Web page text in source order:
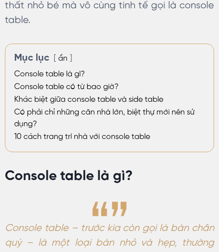
thất nhỏ bé mà vô cùng tinh tế gọi là console
table.
Mục lục
ẩn
Console table là gì?
Console table có từ bao giờ?
Khác biệt giữa console table và side table
Có phải chỉ những căn nhà lớn, biệt thự mới nên sử
dụng?
10 cách trang trí nhà với console table
Console table là gì?
Console table – trước kia còn gọi là bàn chân
quỳ – là một loại bàn nhỏ và hẹp, thường